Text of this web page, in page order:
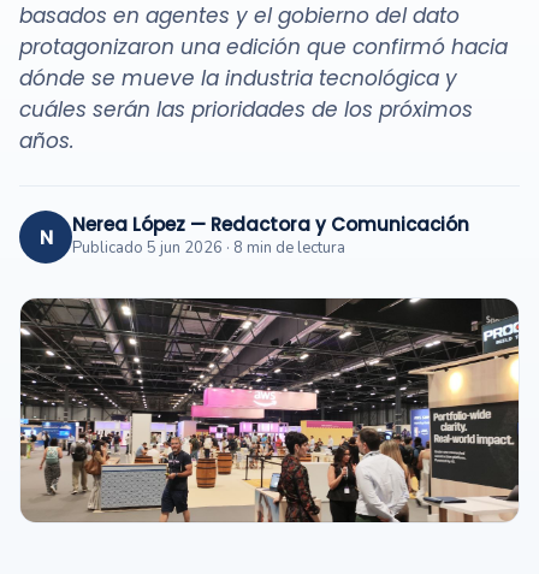
basados en agentes y el gobierno del dato
protagonizaron una edición que confirmó hacia
dónde se mueve la industria tecnológica y
cuáles serán las prioridades de los próximos
años.
N Nerea López — Redactora y Comunicación
Publicado 5 jun 2026 · 8 min de lectura